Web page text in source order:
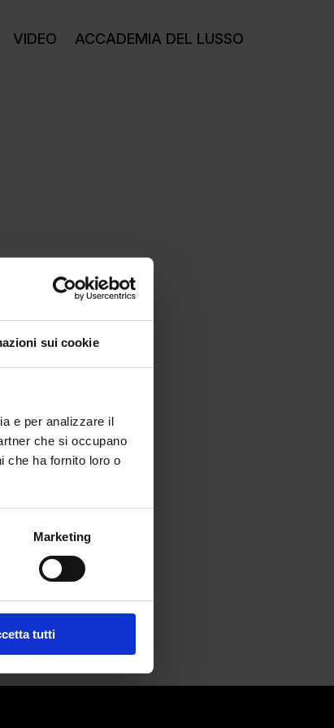
sui cookie
e per analizzare il
che si occupano
che ha fornito loro o
Marketing
tutti
VIDEO ACCADEMIA DEL LUSSO